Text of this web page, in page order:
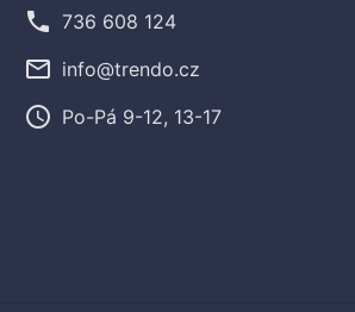
phone 736 608 124
mail_outline info@trendo.cz
access_time Po-Pá 9-12, 13-17